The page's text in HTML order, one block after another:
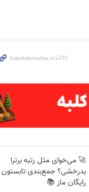
🚀 می‌خوای مثل رتبه برترا
بدرخشی؟ جمع‌بندی تابستون
رایگان ماز 📚